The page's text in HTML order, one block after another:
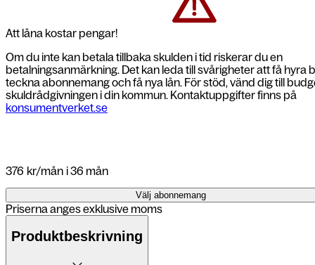
Att låna kostar pengar!
Om du inte kan betala tillbaka skulden i tid riskerar du en
betalningsanmärkning. Det kan leda till svårigheter att få hyra
teckna abonnemang och få nya lån. För stöd, vänd dig till
skuldrådgivningen i din kommun. Kontaktuppgifter finns på
konsumentverket.se
376 kr/mån i 36 mån
Välj abonnemang
Priserna anges exklusive moms
Produktbeskrivning